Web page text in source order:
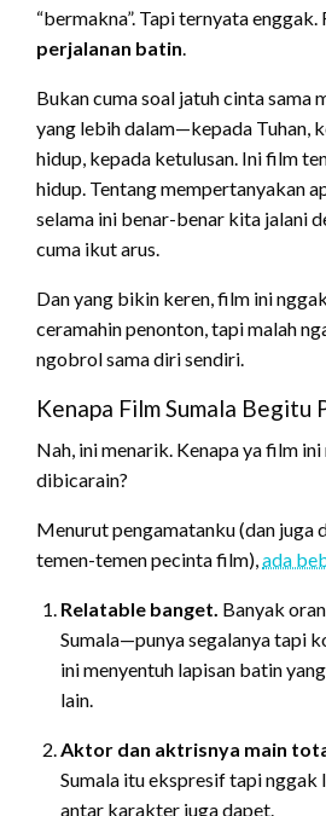
“bermakna”. Tapi ternyata enggak.
perjalanan batin
Bukan cuma soal jatuh cinta sama
yang lebih dalam—kepada Tuhan,
hidup, kepada ketulusan. Ini film
hidup. Tentang mempertanyakan
selama ini benar-benar kita jalani
cuma ikut arus.
Dan yang bikin keren, film ini
ceramahin penonton, tapi malah
ngobrol sama diri sendiri.
Kenapa Film Sumala Begitu
Nah, ini menarik. Kenapa ya film
dibicarain?
Menurut pengamatanku (dan juga
temen-temen pecinta film), ada
Relatable banget. Banyak
Sumala—punya segalanya tapi
ini menyentuh lapisan batin
lain.
Aktor dan aktrisnya main
Sumala itu ekspresif tapi nggak
antar karakter juga dapet.